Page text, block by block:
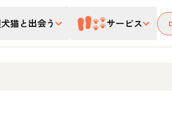
猫と出会う サービス